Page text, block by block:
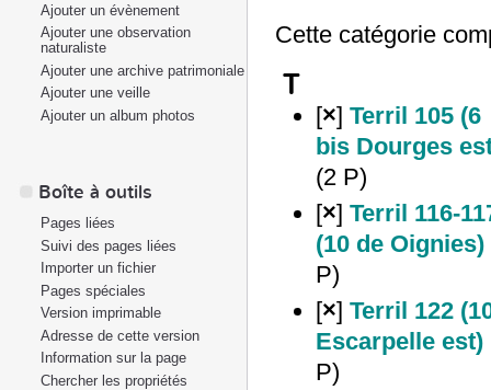
Cette catégorie
T
[×] Terril 105 (6
bis Dourges
(2 P)
[×] Terril 116-
(10 de Oignies)‎
P)
[×] Terril 122
Escarpelle est)‎
P)
Ajouter un évènement
Ajouter une observation
naturaliste
Ajouter une archive patrimoniale
Ajouter une veille
Ajouter un album photos
Boîte à outils
Pages liées
Suivi des pages liées
Importer un fichier
Pages spéciales
Version imprimable
Adresse de cette version
Information sur la page
Chercher les propriétés